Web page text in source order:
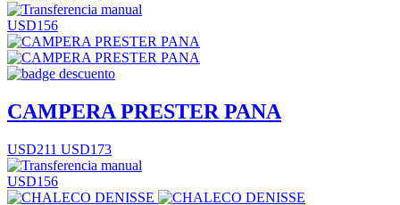
USD156
CAMPERA PRESTER PANA
USD211 USD173
USD156